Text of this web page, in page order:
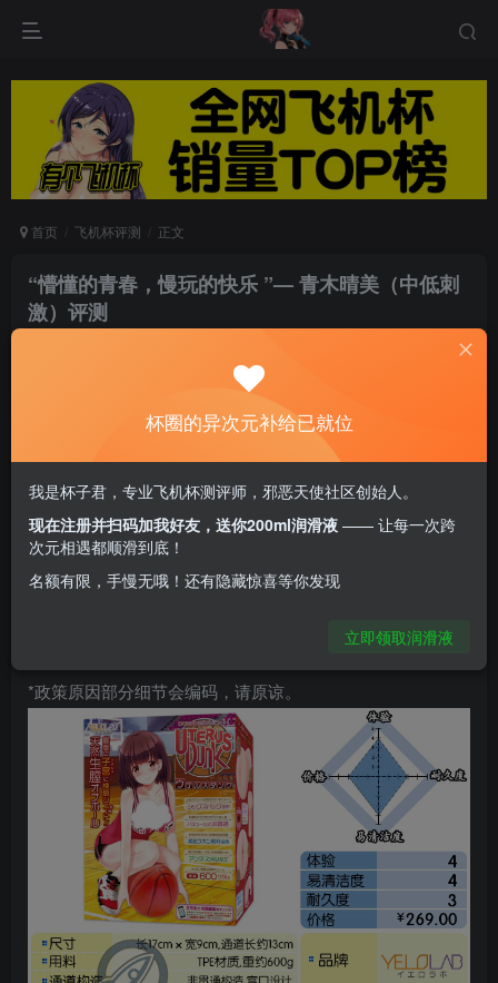
首页 飞机杯评测 正文
“懵懂的青春，慢玩的快乐 ”— 青木晴美（中低刺
激）评测
*文章的内容应尽可能客观。由于个人体质不同，
操作体验会因人而异，效果无法保证。
*手工测量会有误差，图文数据仅供参考，不作标
*政策原因部分细节会编码，请原谅。
杯圈的异次元补给已就位
我是杯子君，专业飞机杯测评师，邪恶天使社区创始人。
现在注册并扫码加我好友，送你200ml润滑液 —— 让每一次跨
次元相遇都顺滑到底！
名额有限，手慢无哦！还有隐藏惊喜等你发现
立即领取润滑液